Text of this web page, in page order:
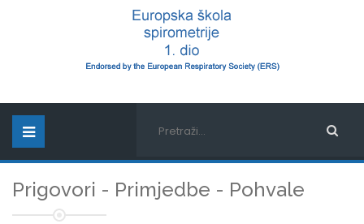
Prigovori - Primjedbe - Pohvale